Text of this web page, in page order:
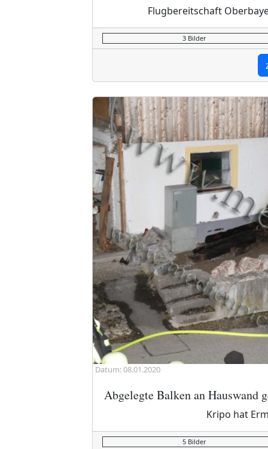
Flugbereitschaft
3 Bilder
Datum: 08.01.2020
Abgelegte Balken an Hauswand
Kripo hat
5 Bilder